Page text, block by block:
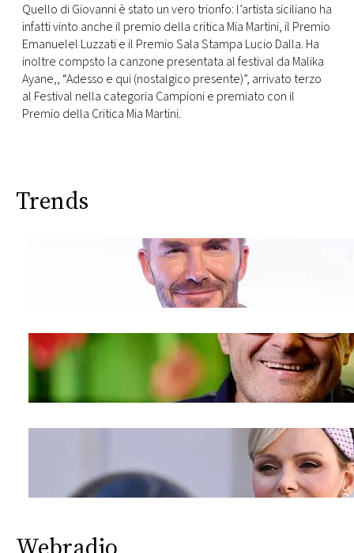
DI
MONACO
RMC
CONSIGLIA
Quello di Giovanni è stato un vero trionfo: l’artista siciliano ha
infatti vinto anche il premio della critica Mia Martini, il Premio
Emanuelel Luzzati e il Premio Sala Stampa Lucio Dalla. Ha
inoltre compsto la canzone presentata al festival da Malika
Ayane,, “Adesso e qui (nostalgico presente)”, arrivato terzo
al Festival nella categoria Campioni e premiato con il
Premio della Critica Mia Martini.
Trends